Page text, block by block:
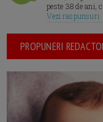
peste 38 de ani,
Vezi raspunsuri
PROPUNERI